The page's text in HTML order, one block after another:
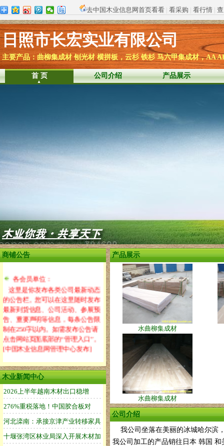
去中国木业信息网首页看看 | 看采购 | 看行情 |
日照市长宏实业有限公司
主要产品：曲柳集成材 刨光材 横拼板，云杉 铁杉 马六甲集成材，AA
首 页 公司介绍 产品展示
商铺公告
各会员单位：
这里是你发布各类公司最新动态
的公告栏。您可以在这里随时发布
最新到货信息、公司活动、参展预
告、重要声明等信息，每条公告限
制在250字以内。如需发布公告请
点击网站页面底部的“管理入口”。
[中国木业信息网管理中心发布]
各会员单位：
木业信息网已全新推出“木业宝网
站”服务，木业宝网站可自由搭配出
3万多种不同的风格。功能很强
大，操作很简单！设置木业宝网站
风格请点击网站底部的“管理入
口”。[中国木业信息网管理中心]
木业新闻中心
产品展示
水曲柳集成材
水曲柳集成材
公司介绍
我公司坐落在美丽的冰城哈尔滨
我公司加工的产品销往日本 韩国